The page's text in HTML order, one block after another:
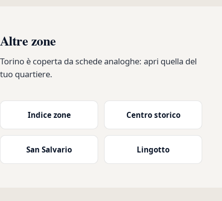
Altre zone
Torino è coperta da schede analoghe: apri quella del
tuo quartiere.
Indice zone Centro storico
San Salvario Lingotto